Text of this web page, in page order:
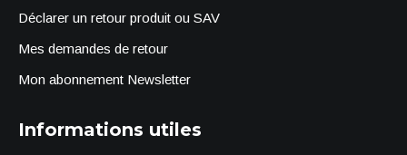
Déclarer un retour produit ou SAV
Mes demandes de retour
Mon abonnement Newsletter
Informations utiles